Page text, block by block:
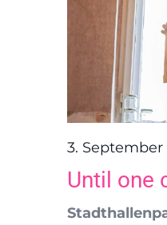
3. September
Until one